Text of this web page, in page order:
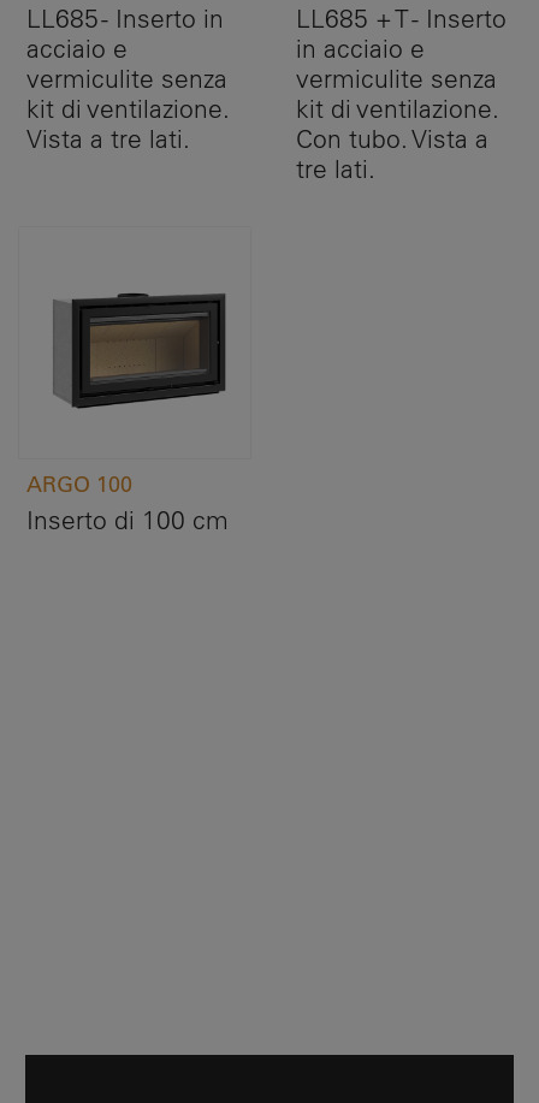
LL685 - Inserto in
acciaio e
vermiculite senza
kit di ventilazione.
Vista a tre lati.
LL685 + T - Inserto
in acciaio e
vermiculite senza
kit di ventilazione.
Con tubo. Vista a
tre lati.
ARGO 100
Inserto di 100 cm